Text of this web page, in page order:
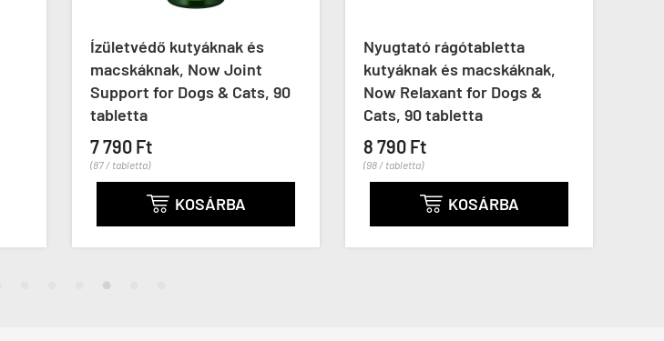
Ízületvédő kutyáknak és
macskáknak, Now Joint
Support for Dogs & Cats, 90
tabletta
7 790 Ft
(87 / tabletta)
 KOSÁRBA
Nyugtató rágótabletta
kutyáknak és macskáknak,
Now Relaxant for Dogs &
Cats, 90 tabletta
8 790 Ft
(98 / tabletta)
 KOSÁRBA